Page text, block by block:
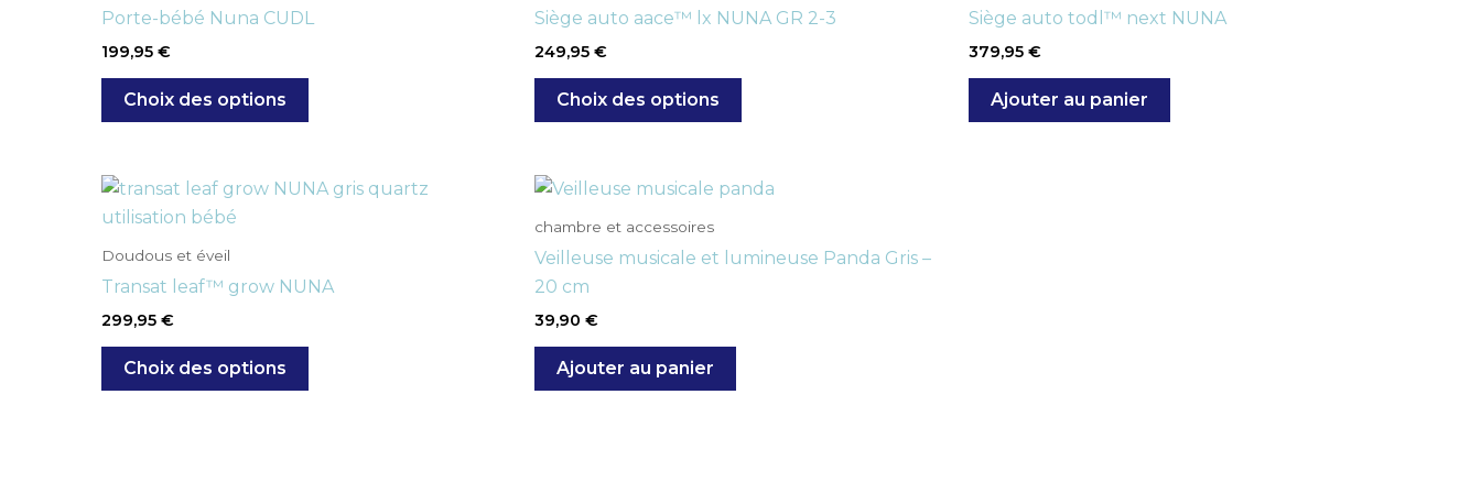
Porte-bébé Nuna CUDL
199,95 €
Choix des options
Siège auto aace™ lx NUNA GR 2-3
249,95€
Choix des options
Siège auto todl™ next NUNA
379,95 €
Ajouter au panier
Doudous et éveil
Transat leaf™ grow NUNA
299,95 €
Choix des options
Ce
peuvent
chambre et accessoires
Veilleuse musicale et lumineuse Panda Gris –
20 cm
39,90€
Ajouter au panier